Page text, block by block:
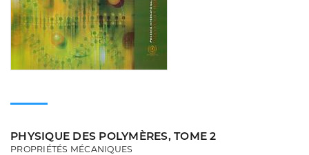
PHYSIQUE DES POLYMÈRES, TOME 2
PROPRIÉTÉS MÉCANIQUES